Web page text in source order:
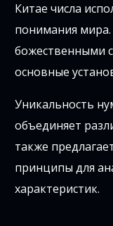
Китае числа
понимания
божественными
основные
Уникальность
объединяет
также
принципы для
характеристик.